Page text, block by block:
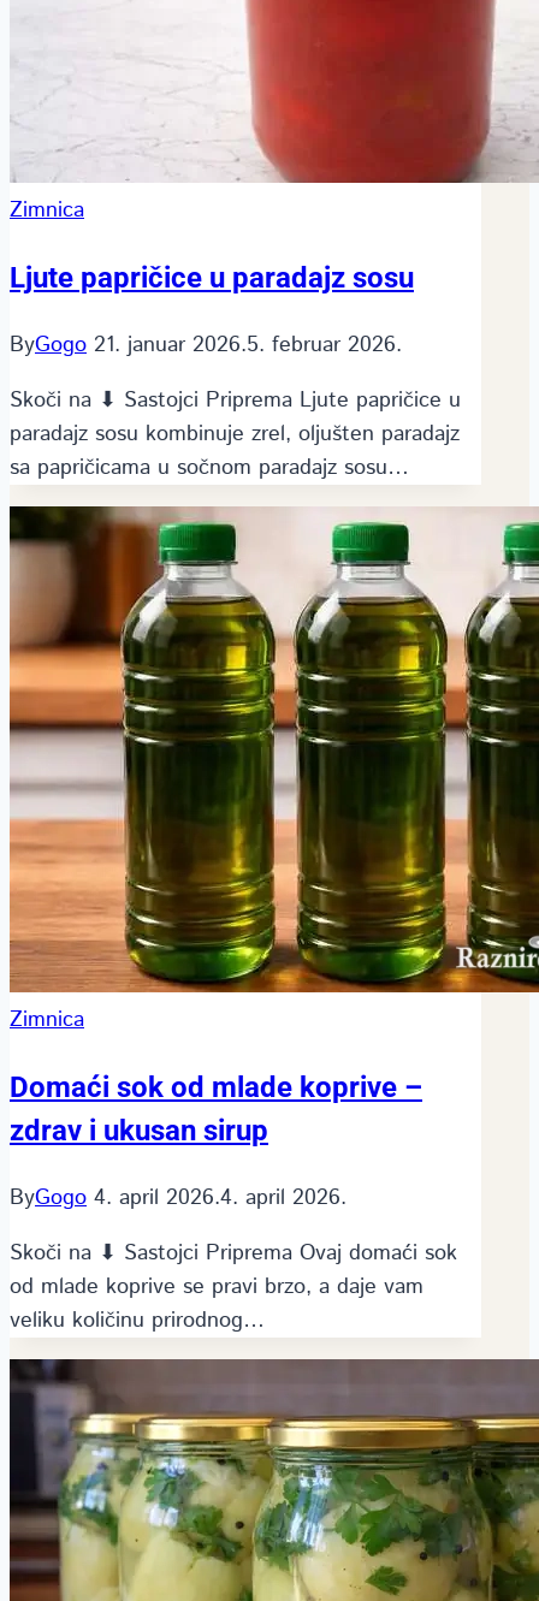
Zimnica
Ljute papričice u paradajz sosu
ByGogo 21. januar 2026.5. februar 2026.
Skoči na ⬇ Sastojci Priprema Ljute papričice u
paradajz sosu kombinuje zrel, oljušten paradajz
sa papričicama u sočnom paradajz sosu…
Zimnica
Domaći sok od mlade koprive –
zdrav i ukusan sirup
ByGogo 4. april 2026.4. april 2026.
Skoči na ⬇ Sastojci Priprema Ovaj domaći sok
od mlade koprive se pravi brzo, a daje vam
veliku količinu prirodnog…